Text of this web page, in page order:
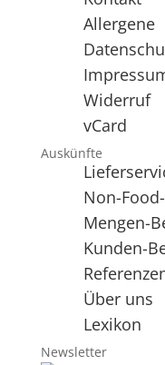
Allergene
Widerruf
vCard
Auskünfte
Non-
Mengen-
Kunden-
Über uns
Lexikon
Newsletter